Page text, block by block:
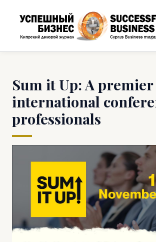
Sum it Up: A premier
international
professionals